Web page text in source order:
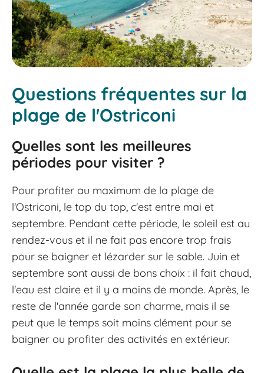
Questions fréquentes sur la
plage de l'Ostriconi
Quelles sont les meilleures
périodes pour visiter ?
Pour profiter au maximum de la plage de
l'Ostriconi, le top du top, c'est entre mai et
septembre. Pendant cette période, le soleil est au
rendez-vous et il ne fait pas encore trop frais
pour se baigner et lézarder sur le sable. Juin et
septembre sont aussi de bons choix : il fait chaud,
l'eau est claire et il y a moins de monde. Après, le
reste de l'année garde son charme, mais il se
peut que le temps soit moins clément pour se
baigner ou profiter des activités en extérieur.